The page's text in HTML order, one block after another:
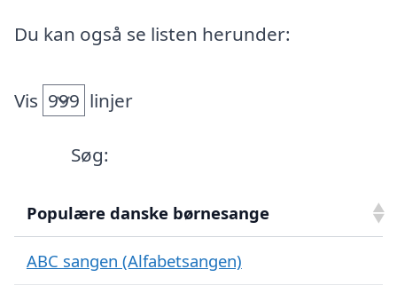
Du kan også se listen herunder:
Vis linjer
Søg:
Populære danske børnesange
ABC sangen (Alfabetsangen)